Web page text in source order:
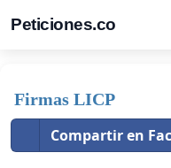
Peticiones.co
Firmas LICP
Compartir en